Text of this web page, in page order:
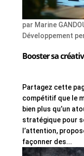
Booster sa
par Marine
Développement
Partagez cette
compétitif que le
bien plus qu’un
stratégique pour
l’attention,
façonner des...